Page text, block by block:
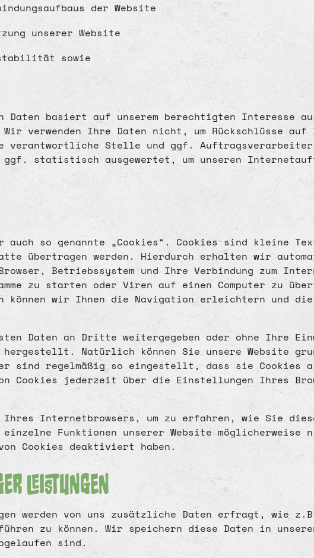
der Website
unserer Website
stabilität sowie
Daten basiert auf unserem berechtigten Interesse
Wir verwenden Ihre Daten nicht, um Rückschlüsse
verantwortliche Stelle und ggf. Auftragsverarbeiter.
ggf. statistisch ausgewertet, um unseren
auch so genannte „Cookies“. Cookies sind kleine
übertragen werden. Hierdurch erhalten wir
Betriebssystem und Ihre Verbindung zum
zu starten oder Viren auf einen Computer zu
können wir Ihnen die Navigation erleichtern und
Daten an Dritte weitergegeben oder ohne Ihre
hergestellt. Natürlich können Sie unsere Website
sind regelmäßig so eingestellt, dass sie Cookies
Cookies jederzeit über die Einstellungen Ihres
Internetbrowsers, um zu erfahren, wie Sie
Funktionen unserer Website möglicherweise
Cookies deaktiviert haben.
Leistungen
werden von uns zusätzliche Daten erfragt, wie
zu können. Wir speichern diese Daten in
sind.